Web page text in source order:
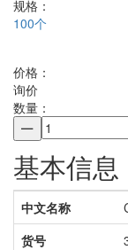
规格：
100个
价格：
询价
数量：
基本信息
中文名称
货号